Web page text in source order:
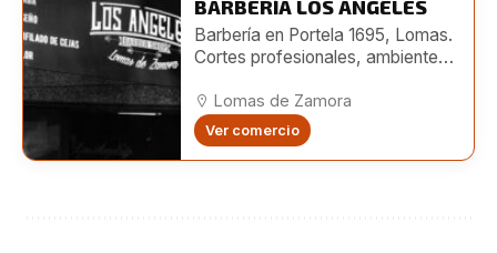
BARBERÍA LOS ANGELES
Barbería en Portela 1695, Lomas.
Cortes profesionales, ambiente
en Boedo 482.
Lomas de Zamora
Ver comercio